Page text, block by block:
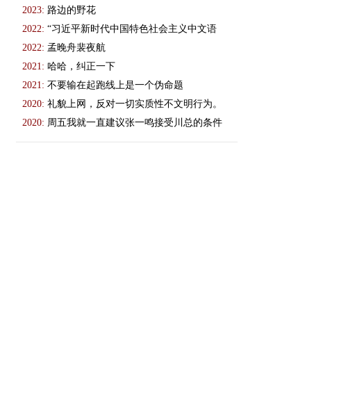
2023: 路边的野花
2022: “习近平新时代中国特色社会主义中文语
2022: 孟晚舟裴夜航
2021: 哈哈，纠正一下
2021: 不要输在起跑线上是一个伪命题
2020: 礼貌上网，反对一切实质性不文明行为。
2020: 周五我就一直建议张一鸣接受川总的条件